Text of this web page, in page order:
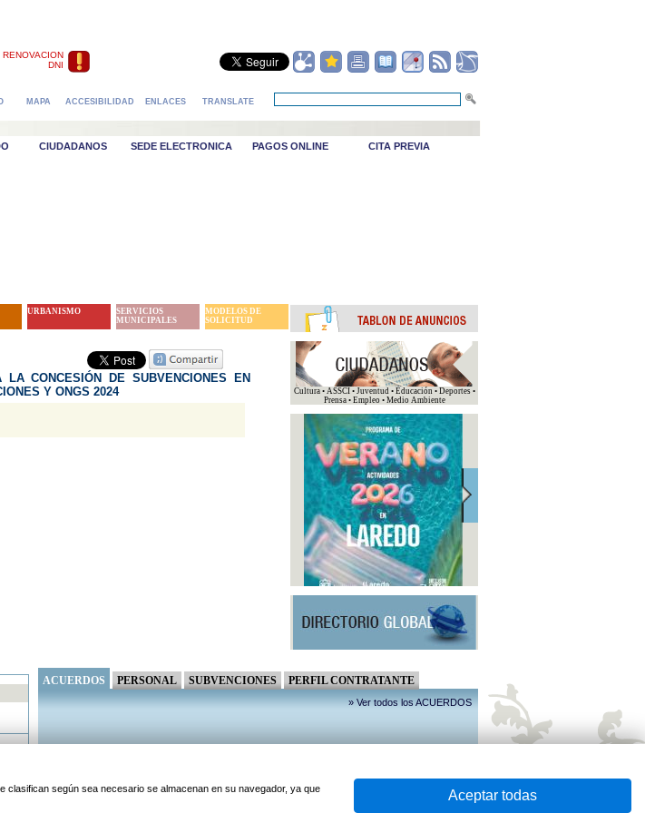
RENOVACION
DNI
MAPA ACCESIBILIDAD ENLACES TRANSLATE
CIUDADANOS SEDE ELECTRONICA PAGOS ONLINE CITA PREVIA
URBANISMO
SERVICIOS
MUNICIPALES
MODELOS DE
SOLICITUD
LA CONCESIÓN DE SUBVENCIONES EN
Y ONGS 2024
Cultura • ASSCI • Juventud • Educación • Deportes •
Prensa • Empleo • Medio Ambiente
ACUERDOS PERSONAL SUBVENCIONES PERFIL CONTRATANTE
» Ver todos los ACUERDOS
según sea necesario se almacenan en su navegador, ya que
Aceptar todas